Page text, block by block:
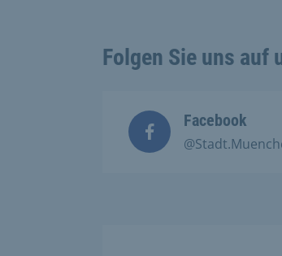
Folgen Sie uns auf
Facebook